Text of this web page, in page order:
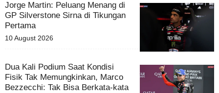
Jorge Martin: Peluang Menang di
GP Silverstone Sirna di Tikungan
Pertama
10 August 2026
Dua Kali Podium Saat Kondisi
Fisik Tak Memungkinkan, Marco
Bezzecchi: Tak Bisa Berkata-kata